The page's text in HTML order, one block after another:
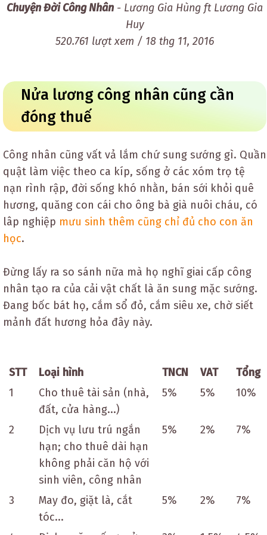
Chuyện Đời Công Nhân - Lương Gia Hùng ft Lương Gia
Huy
520.761 lượt xem / 18 thg 11, 2016
Nửa lương công nhân cũng cần
đóng thuế
Công nhân cũng vất vả lắm chứ sung sướng gì. Quần
quật làm việc theo ca kíp, sống ở các xóm trọ tệ
nạn rình rập, đời sống khó nhằn, bán sới khỏi quê
hương, quăng con cái cho ông bà già nuôi cháu, có
lâp nghiệp mưu sinh thêm cũng chỉ đủ cho con ăn
học.
Đừng lấy ra so sánh nữa mà họ nghĩ giai cấp công
nhân tạo ra của cải vật chất là ăn sung mặc sướng.
Đang bốc bát họ, cắm sổ đỏ, cắm siêu xe, chờ siết
mảnh đất hương hỏa đây này.
STT Loại hình TNCN VAT
Tổng
1
Cho thuê tài sản (nhà,
đất, cửa hàng...)
5% 5% 10%
2
Dịch vụ lưu trú ngắn
hạn; cho thuê dài hạn
không phải căn hộ với
sinh viên, công nhân
5% 2% 7%
3
May đo, giặt là, cắt
tóc...
5% 2% 7%